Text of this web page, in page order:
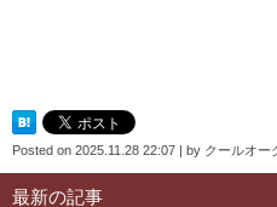
Posted on 2025.11.28 22:07 | by クールオー
最新の記事